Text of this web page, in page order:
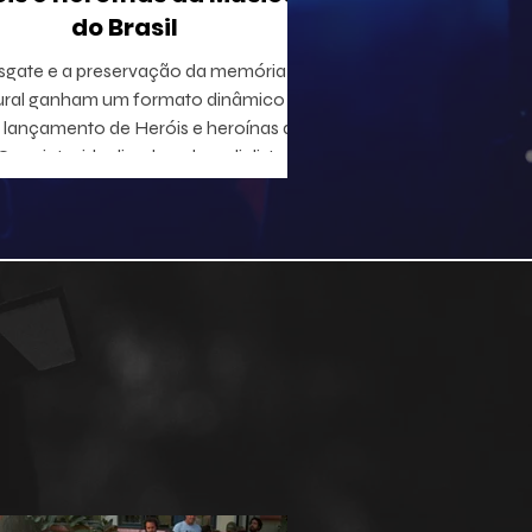
do Brasil
e a preservação da memória
ganham um formato dinâmico
de Heróis e heroínas da
projeto, idealizado pelo radialista e
Geraldo Leite — integrante do